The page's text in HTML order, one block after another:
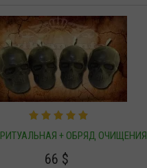
+ ОБРЯД ОЧИЩЕНИЯ
66 $